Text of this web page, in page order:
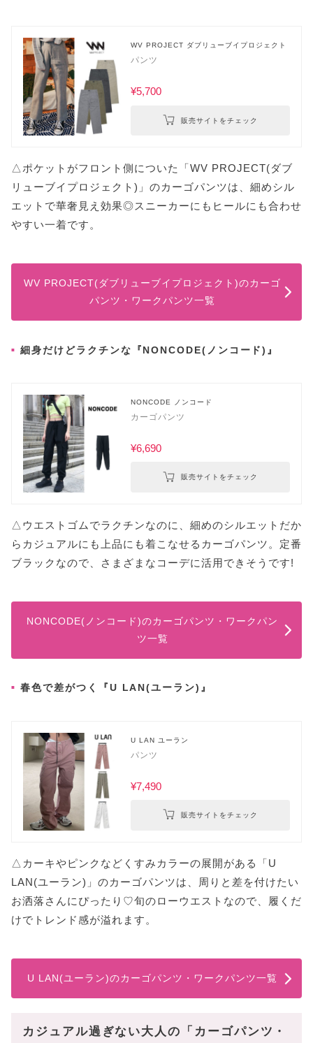
WV PROJECT ダブリューブイプロジェクト
パンツ
¥5,700
販売サイトをチェック
△ポケットがフロント側についた「WV PROJECT(ダブ
リューブイプロジェクト)」のカーゴパンツは、細めシル
エットで華奢見え効果◎スニーカーにもヒールにも合わせ
やすい一着です。
WV PROJECT(ダブリューブイプロジェクト)のカーゴ
パンツ・ワークパンツ一覧
細身だけどラクチンな『NONCODE(ノンコード)』
NONCODE ノンコード
カーゴパンツ
¥6,690
販売サイトをチェック
△ウエストゴムでラクチンなのに、細めのシルエットだか
らカジュアルにも上品にも着こなせるカーゴパンツ。定番
ブラックなので、さまざまなコーデに活用できそうです!
NONCODE(ノンコード)のカーゴパンツ・ワークパン
ツ一覧
春色で差がつく『U LAN(ユーラン)』
U LAN ユーラン
パンツ
¥7,490
販売サイトをチェック
△カーキやピンクなどくすみカラーの展開がある「U
LAN(ユーラン)」のカーゴパンツは、周りと差を付けたい
お洒落さんにぴったり♡旬のローウエストなので、履くだ
けでトレンド感が溢れます。
U LAN(ユーラン)のカーゴパンツ・ワークパンツ一覧
カジュアル過ぎない大人の「カーゴパンツ・